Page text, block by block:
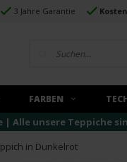
3 Jahre Garantie
FARBEN
| Alle unsere Teppiche
in Dunkelrot